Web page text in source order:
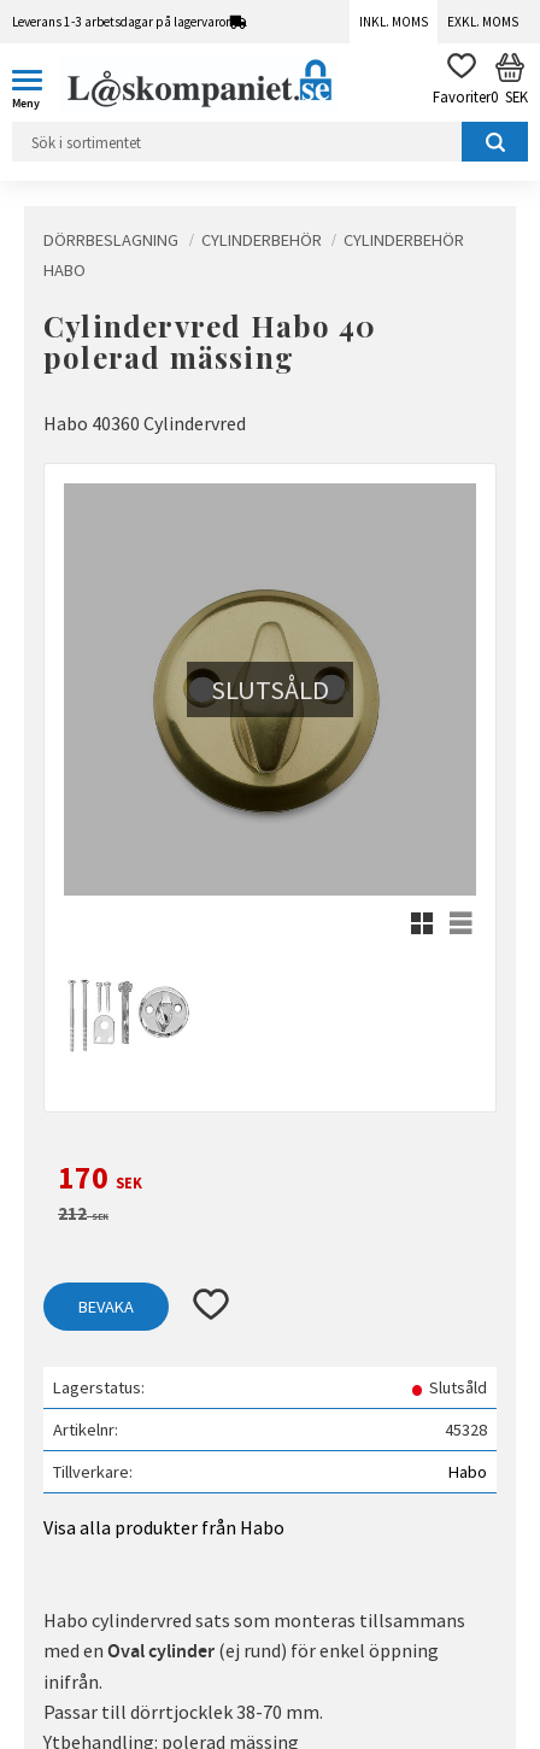
Leverans 1-3 arbetsdagar på lagervaror INKL. MOMS EXKL. MOMS
FAVORITER
0 SEK
DÖRRBESLAGNING CYLINDERBEHÖR
CYLINDERBEHÖR
HABO
Cylindervred Habo 40
polerad mässing
Habo 40360 Cylindervred
SLUTSÅLD
Rutnätsvy
Listvy
Nedsatt pris:
170 SEK
Ordinarie pris:
212SEK
Lägg till i favoriter
BEVAKA
Lagerstatus
Slutsåld
Artikelnr
45328
Tillverkare
Habo
Visa alla produkter från Habo
Habo cylindervred sats som monteras tillsammans
med en Oval cylinder (ej rund) för enkel öppning
inifrån.
Passar till dörrtjocklek 38-70 mm.
Ytbehandling: polerad mässing